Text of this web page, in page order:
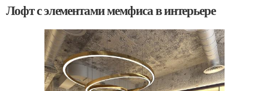
Лофт с элементами мемфиса в интерьере